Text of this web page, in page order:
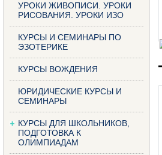
УРОКИ ЖИВОПИСИ. УРОКИ
РИСОВАНИЯ. УРОКИ ИЗО
КУРСЫ И СЕМИНАРЫ ПО
ЭЗОТЕРИКЕ
КУРСЫ ВОЖДЕНИЯ
ЮРИДИЧЕСКИЕ КУРСЫ И
СЕМИНАРЫ
КУРСЫ ДЛЯ ШКОЛЬНИКОВ,
ПОДГОТОВКА К
ОЛИМПИАДАМ